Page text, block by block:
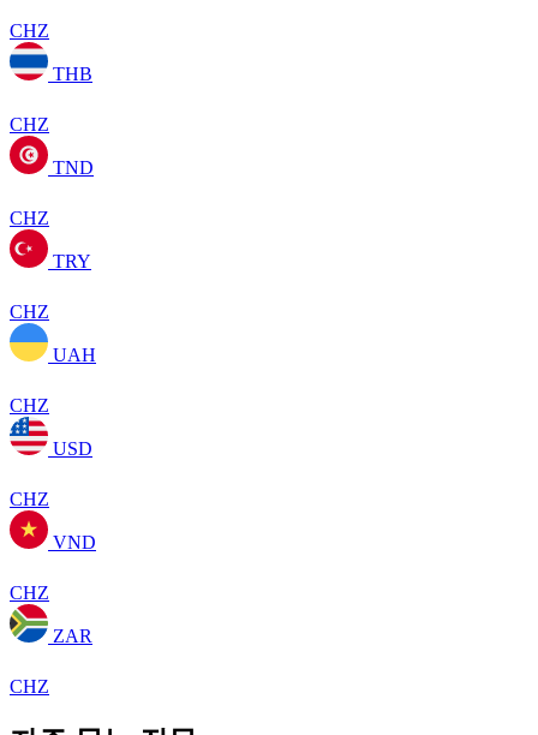
CHZ
THB
CHZ
TND
CHZ
TRY
CHZ
UAH
CHZ
USD
CHZ
VND
CHZ
ZAR
CHZ